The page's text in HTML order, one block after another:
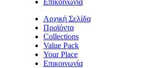
Επικοινωνία
Αρχική Σελίδα
Προϊόντα
Collections
Value Pack
Your Place
Επικοινωνία